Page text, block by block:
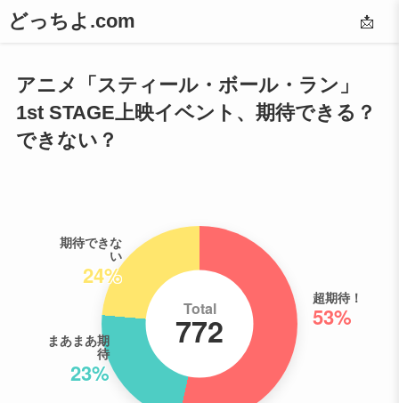
どっちよ.com 📩
アニメ「スティール・ボール・ラン」
1st STAGE上映イベント、期待できる？
できない？
超期待！
53%
まあまあ期
待
23%
期待できな
い
24%
Total
772